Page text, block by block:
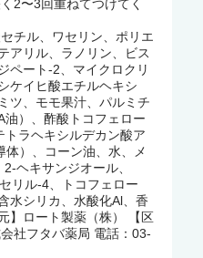
2〜3回重ねてつけてく
チル、ワセリン、ポリエ
アリル、ラノリン、ビス
ペート-2、マイクロクリ
ケイヒ酸エチルヘキシ
ツ、モモ果汁、パルミチ
油）、酢酸トコフェロー
トラヘキシルデカン酸ア
体）、コーン油、水、メ
ヘキサンジオール、
リル-4、トコフェロー
水シリカ、水酸化Al、香
】ロート製薬（株） 【区
社フタバ薬局 電話：03-